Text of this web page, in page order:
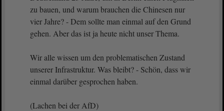
zu bauen, und warum brauchen die Chinesen nur
vier Jahre? - Dem sollte man einmal auf den Grund
gehen. Aber das ist ja heute nicht unser Thema.
Wir alle wissen um den problematischen Zustand
unserer Infrastruktur. Was bleibt? - Schön, dass wir
einmal darüber gesprochen haben.
(Lachen bei der AfD)